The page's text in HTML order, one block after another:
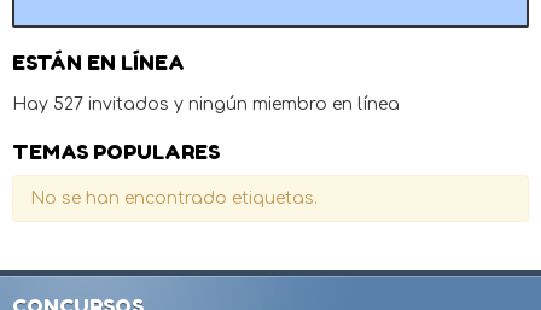
ESTÁN EN LÍNEA
Hay 527 invitados y ningún miembro en línea
TEMAS POPULARES
No se han encontrado etiquetas.